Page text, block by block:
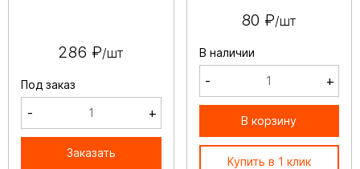
286 ₽/шт
Под заказ
- +
Заказать
80 ₽/шт
В наличии
- +
В корзину
Купить в 1 клик